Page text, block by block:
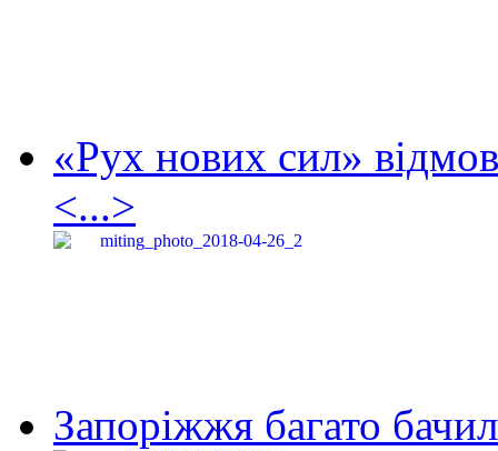
«Рух нових сил»
<...>
Запоріжжя багато